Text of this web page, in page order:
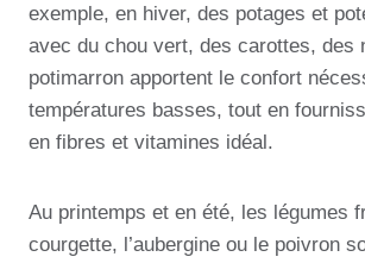
exemple, en hiver, des potages et
avec du chou vert, des carottes, des
potimarron apportent le confort
températures basses, tout en
en fibres et vitamines idéal.
Au printemps et en été, les légumes
courgette, l’aubergine ou le poivron